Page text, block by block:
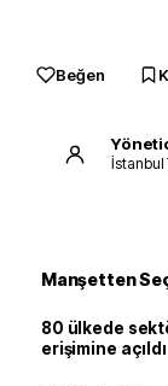
Beğen
İstanbul
Manşetten
80 ülkede
erişimine açıldı